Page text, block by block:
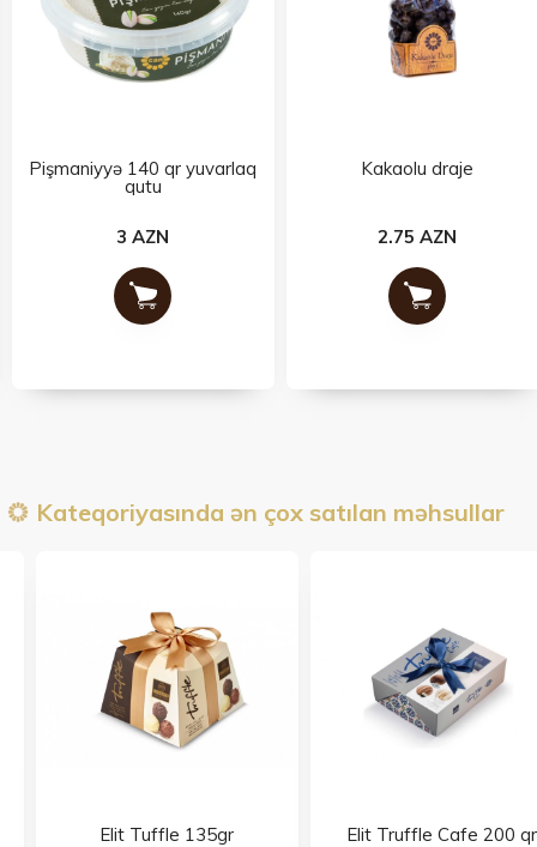
Pişmaniyyə 140 qr yuvarlaq
qutu
3 AZN
Kakaolu draje
2.75 AZN
Kateqoriyasında ən çox satılan məhsullar
Elit Tuffle 135gr Elit Truffle Cafe 200 qr